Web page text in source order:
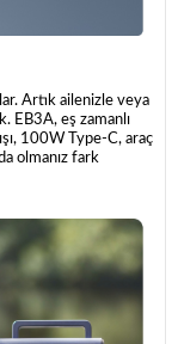
Artık ailenizle veya
EB3A, eş zamanlı
100W Type-C, araç
olmanız fark